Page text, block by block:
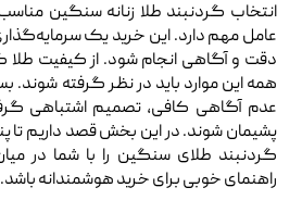
انتخاب گردنبند طلا زنانه سنگین
عامل مهم دارد. این خرید یک
دقت و آگاهی انجام شود. از کیفیت طلا
همه این موارد باید در نظر گرفته شوند.
عدم آگاهی کافی، تصمیم اشتباهی
پشیمان شوند. در این بخش قصد داریم تا
گردنبند طلای سنگین را با شما در
راهنمای خوبی برای خرید هوشمندانه باشد.